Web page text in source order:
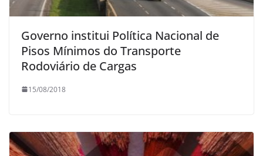
Governo institui Política Nacional de
Pisos Mínimos do Transporte
Rodoviário de Cargas
15/08/2018